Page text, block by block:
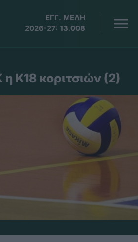
ΕΓΓ. ΜΕΛΗ
2026-27: 13.008
η Κ18 κοριτσιών (2)